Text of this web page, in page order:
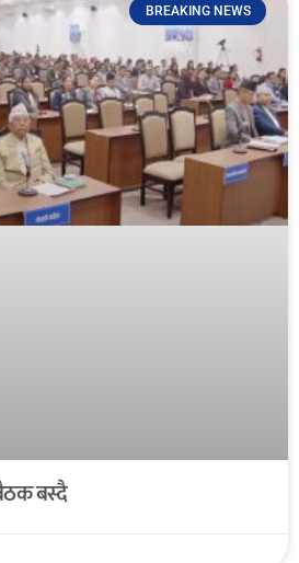
BREAKING NEWS
बस्दै